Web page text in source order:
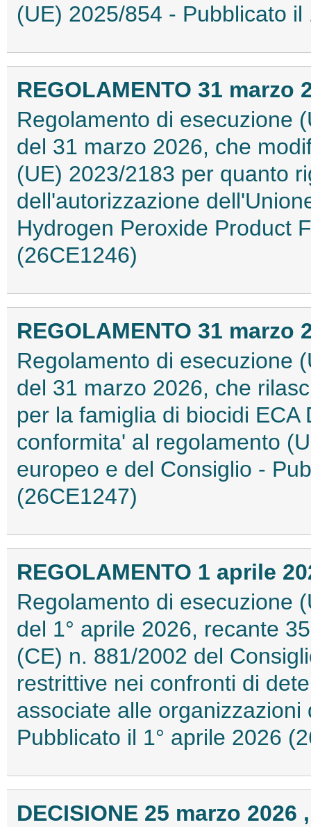
(UE) 2025/854 - Pubblicato
REGOLAMENTO 31 marzo
Regolamento di esecuzione
del 31 marzo 2026, che
(UE) 2023/2183 per quanto
dell'autorizzazione
Hydrogen Peroxide Product
(26CE1246)
REGOLAMENTO 31 marzo
Regolamento di esecuzione
del 31 marzo 2026, che
per la famiglia di biocidi
conformita' al regolamento
europeo e del Consiglio -
(26CE1247)
REGOLAMENTO 1 aprile
Regolamento di esecuzione
del 1° aprile 2026, recante
(CE) n. 881/2002 del
restrittive nei confronti di
associate alle
Pubblicato il 1° aprile 2026
DECISIONE 25 marzo 2026